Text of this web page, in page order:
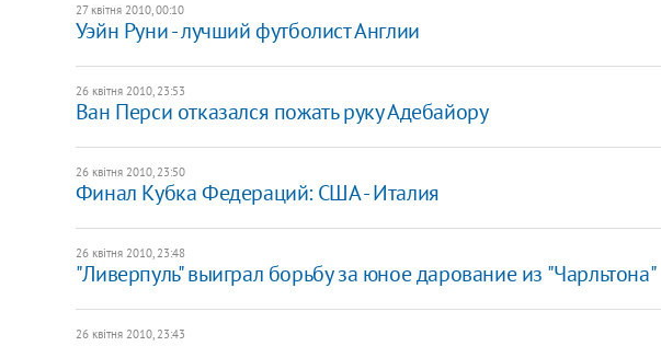
27 квітня 2010, 00:10
Уэйн Руни - лучший футболист Англии
26 квітня 2010, 23:53
Ван Перси отказался пожать руку Адебайору
26 квітня 2010, 23:50
Финал Кубка Федераций: США - Италия
26 квітня 2010, 23:48
"Ливерпуль" выиграл борьбу за юное дарование из "Чарльтона"
26 квітня 2010, 23:43